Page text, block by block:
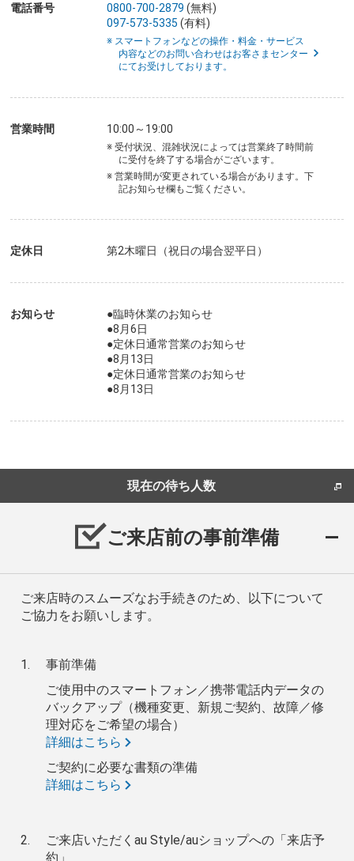
電話番号 0800-700-2879 (無料)
097-573-5335 (有料)
※ スマートフォンなどの操作・料金・サービス
内容などのお問い合わせはお客さまセンター
にてお受けしております。
営業時間 10:00～19:00
※ 受付状況、混雑状況によっては営業終了時間前
に受付を終了する場合がございます。
※ 営業時間が変更されている場合があります。下
記お知らせ欄もご覧ください。
定休日 第2木曜日（祝日の場合翌平日）
お知らせ
●臨時休業のお知らせ
●8月6日
●定休日通常営業のお知らせ
●8月13日
●定休日通常営業のお知らせ
●8月13日
現在の待ち人数
ご来店前の事前準備
ご来店時のスムーズなお手続きのため、以下について
ご協力をお願いします。
事前準備
ご使用中のスマートフォン／携帯電話内データの
バックアップ（機種変更、新規ご契約、故障／修
理対応をご希望の場合）
詳細はこちら
ご契約に必要な書類の準備
詳細はこちら
ご来店いただくau Style/auショップへの「来店予
約」